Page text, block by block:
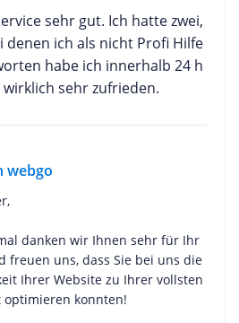
sehr gut. Ich hatte zwei,
denen ich als nicht Profi Hilfe
habe ich innerhalb 24 h
sehr zufrieden.
webgo
danken wir Ihnen sehr für Ihr
freuen uns, dass Sie bei uns die
Ihrer Website zu Ihrer vollsten
konnten!